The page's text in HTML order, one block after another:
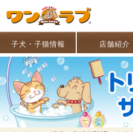
子犬・子猫情報 店舗紹介